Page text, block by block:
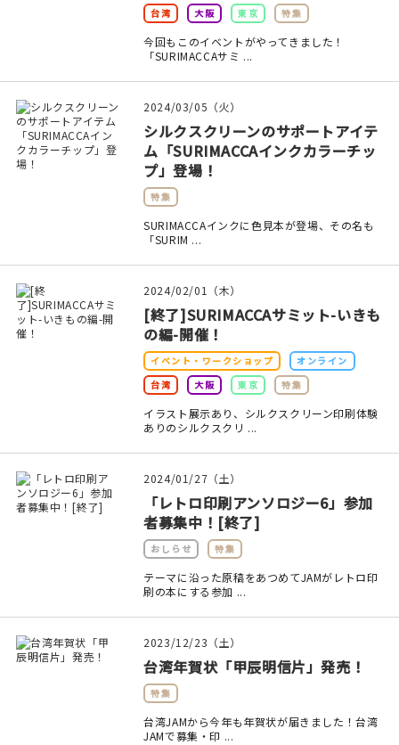
読みもの
イベント・ワークショップ
マイアカウント
お問い合わせ
台湾
大阪 東京 特集
今回もこのイベントがやってきました！
「SURIMACCAサミ ...
2024/03/05（火）
シルクスクリーンのサポートアイテ
ム「SURIMACCAインクカラーチッ
プ」登場！
特集
SURIMACCAインクに色見本が登場、その名も
「SURIM ...
2024/02/01（木）
[終了]SURIMACCAサミット-いきも
の編-開催！
イベント・ワークショップ
オンライン
台湾
大阪 東京 特集
イラスト展示あり、シルクスクリーン印刷体験
ありのシルクスクリ ...
2024/01/27（土）
「レトロ印刷アンソロジー6」参加
者募集中！[終了]
おしらせ 特集
テーマに沿った原稿をあつめてJAMがレトロ印
刷の本にする参加 ...
2023/12/23（土）
台湾年賀状「甲辰明信片」発売！
特集
台湾JAMから今年も年賀状が届きました！台湾
JAMで募集・印 ...